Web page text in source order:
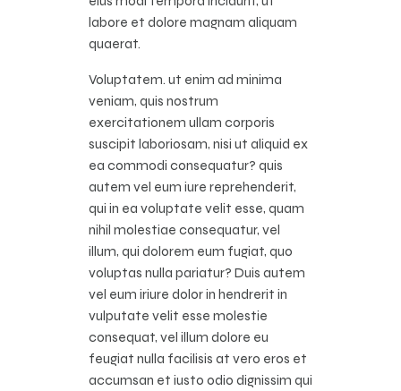
labore et dolore magnam aliquam
quaerat.
Voluptatem. ut enim ad minima
veniam, quis nostrum
exercitationem ullam corporis
suscipit laboriosam, nisi ut aliquid ex
ea commodi consequatur? quis
autem vel eum iure reprehenderit,
qui in ea voluptate velit esse, quam
nihil molestiae consequatur, vel
illum, qui dolorem eum fugiat, quo
voluptas nulla pariatur? Duis autem
vel eum iriure dolor in hendrerit in
vulputate velit esse molestie
consequat, vel illum dolore eu
feugiat nulla facilisis at vero eros et
accumsan et iusto odio dignissim qui